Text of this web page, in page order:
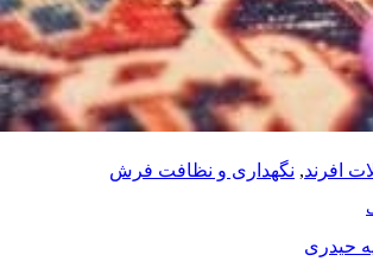
افرند, نگهداری و نظافت فرش
حیدری